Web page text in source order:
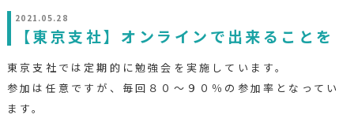
2021.05.28
【東京支社】オンラインで出来ることを
東京支社では定期的に勉強会を実施しています。
参加は任意ですが、毎回８０～９０％の参加率となってい
ます。